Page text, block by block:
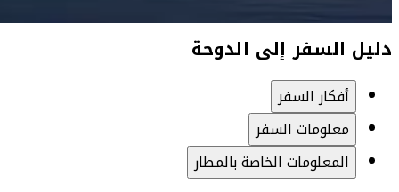
دليل السفر إلى الدوحة
أفكار السفر
معلومات السفر
المعلومات الخاصة بالمطار